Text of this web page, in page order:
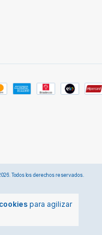
para agilizar
Todos los derechos reservados.